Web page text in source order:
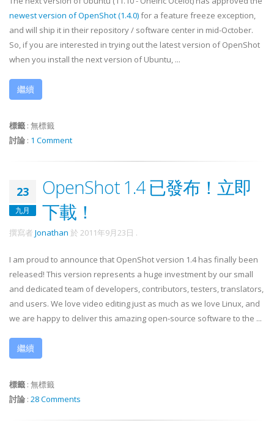
newest version of OpenShot (1.4.0)for a feature freeze exception,
and will ship it in their repository / software center in mid-October.
So, if you are interested in trying out the latest version of OpenShot
when you install the next version of Ubuntu, ...
繼續
標籤 : 無標籤
討論 : 1 Comment
23
九月
OpenShot 1.4 已發布！立即
下載！
撰寫者 Jonathan 於 2011年9月23日 .
I am proud to announce that OpenShot version 1.4 has finally been
released! This version represents a huge investment by our small
and dedicated team of developers, contributors, testers, translators,
and users. We love video editing just as much as we love Linux, and
we are happy to deliver this amazing open-source software to the ...
繼續
標籤 : 無標籤
討論 : 28 Comments